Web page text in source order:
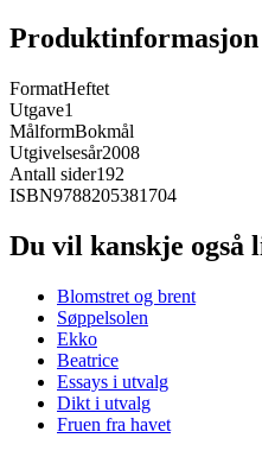
Produktinformasjon
FormatHeftet
Utgave1
MålformBokmål
Utgivelsesår2008
Antall sider192
ISBN9788205381704
Du vil kanskje også
Blomstret og brent
Søppelsolen
Ekko
Beatrice
Essays i utvalg
Dikt i utvalg
Fruen fra havet